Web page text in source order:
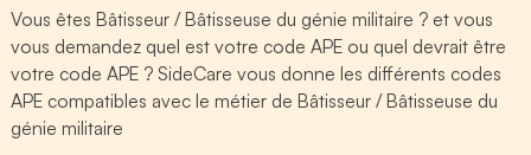
Vous êtes Bâtisseur / Bâtisseuse du génie militaire ? et vous
vous demandez quel est votre code APE ou quel devrait être
votre code APE ? SideCare vous donne les différents codes
APE compatibles avec le métier de Bâtisseur / Bâtisseuse du
génie militaire